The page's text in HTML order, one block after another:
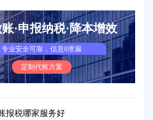
·申报纳税·降本增效
专业安全可靠，信息0泄漏
定制代账方案
报税哪家服务好